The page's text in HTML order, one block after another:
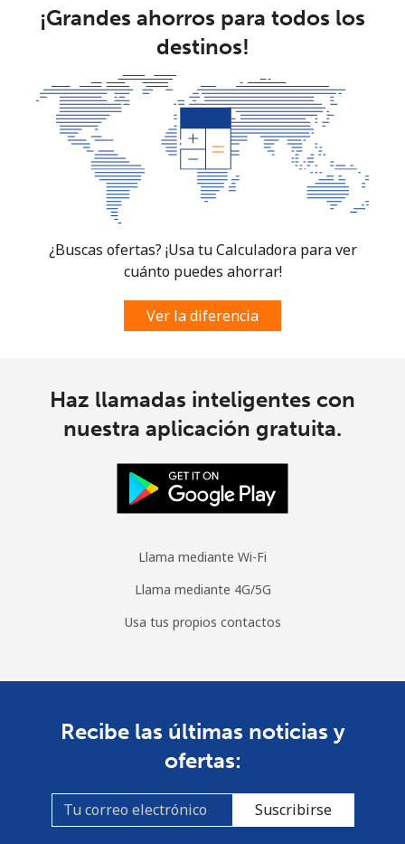
¡Grandes ahorros para todos los
destinos!
¿Buscas ofertas? ¡Usa tu Calculadora para ver
cuánto puedes ahorrar!
Ver la diferencia
Haz llamadas inteligentes con
nuestra aplicación gratuita.
Llama mediante Wi-Fi
Llama mediante 4G/5G
Usa tus propios contactos
Recibe las últimas noticias y
ofertas:
Suscribirse